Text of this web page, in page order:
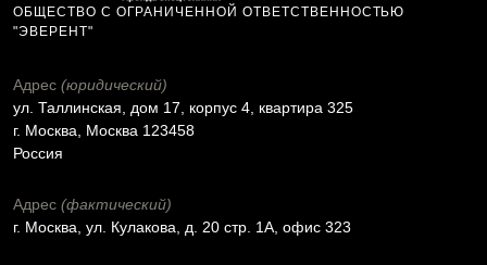
ОБЩЕСТВО С ОГРАНИЧЕННОЙ ОТВЕТСТВЕННОСТЬЮ
"ЭВЕРЕНТ"
Адрес (юридический)
ул. Таллинская, дом 17, корпус 4, квартира 325
г. Москва, Москва 123458
Россия
Адрес (фактический)
г. Москва, ул. Кулакова, д. 20 стр. 1А, офис 323